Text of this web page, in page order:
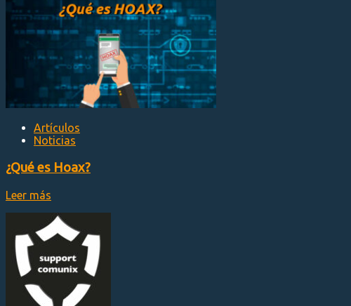
Artículos
Noticias
¿Qué es Hoax?
Leer más